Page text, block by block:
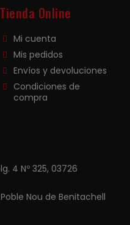
Tienda Online
Mi cuenta
Mis pedidos
Envíos y devoluciones
Condiciones de
compra
4 Nº 325, 03726
Nou de Benitachell